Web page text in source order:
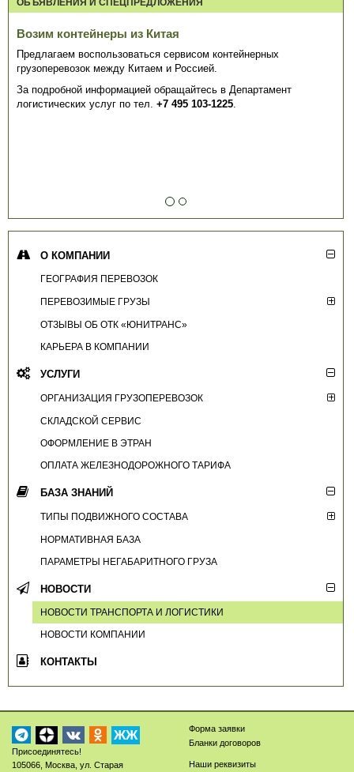
ОБЪЯВЛЕНИЯ И СПЕЦПРЕДЛОЖЕНИЯ
Возим контейнеры из Китая
Предлагаем воспользоваться сервисом контейнерных
грузоперевозок между Китаем и Россией.
За подробной информацией обращайтесь в Департамент
логистических услуг по тел. +7 495 103-1225.
О КОМПАНИИ
ГЕОГРАФИЯ ПЕРЕВОЗОК
ПЕРЕВОЗИМЫЕ ГРУЗЫ
ОТЗЫВЫ ОБ ОТК «ЮНИТРАНС»
КАРЬЕРА В КОМПАНИИ
УСЛУГИ
ОРГАНИЗАЦИЯ ГРУЗОПЕРЕВОЗОК
СКЛАДСКОЙ СЕРВИС
ОФОРМЛЕНИЕ В ЭТРАН
ОПЛАТА ЖЕЛЕЗНОДОРОЖНОГО ТАРИФА
БАЗА ЗНАНИЙ
ТИПЫ ПОДВИЖНОГО СОСТАВА
НОРМАТИВНАЯ БАЗА
ПАРАМЕТРЫ НЕГАБАРИТНОГО ГРУЗА
НОВОСТИ
НОВОСТИ ТРАНСПОРТА И ЛОГИСТИКИ
НОВОСТИ КОМПАНИИ
КОНТАКТЫ
ЖЖ
Присоединятесь!
Форма заявки
Бланки договоров
105066 Москва ул. Старая Наши реквизиты